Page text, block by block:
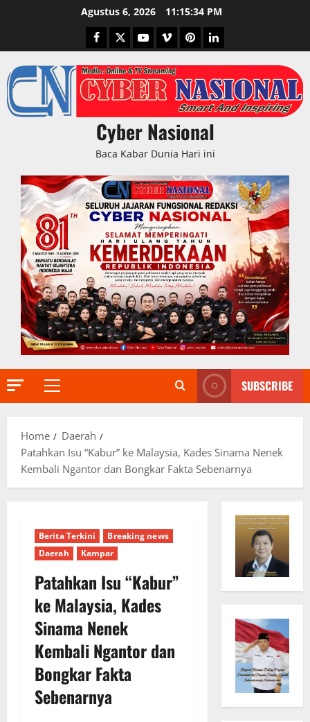
Agustus 6, 2026 11:15:35 PM
Facebook
TwitterYoutubeVimeoPinterestLinkedIn
Cyber Nasional
Baca Kabar Dunia Hari ini
Primary
SUBSCRIBE
Home
Daerah
Patahkan Isu “Kabur” ke Malaysia, Kades Sinama Nenek
Kembali Ngantor dan Bongkar Fakta Sebenarnya
Berita Terkini
Breaking news
Daerah
Kampar
Patahkan Isu “Kabur”
ke Malaysia, Kades
Sinama Nenek
Kembali Ngantor dan
Bongkar Fakta
Sebenarnya